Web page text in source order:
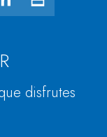
disfrutes